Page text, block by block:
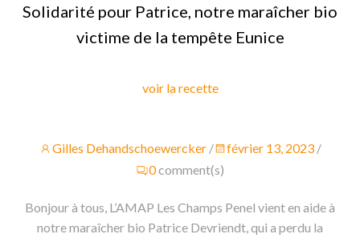
Solidarité pour Patrice, notre maraîcher bio
victime de la tempête Eunice
voir la recette
Gilles Dehandschoewercker / février 13, 2023 /
0comment(s)
Bonjour à tous, L’AMAP Les Champs Penel vient en aide à
notre maraîcher bio Patrice Devriendt, qui a perdu la